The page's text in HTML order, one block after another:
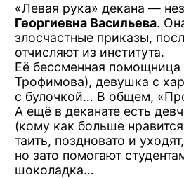
«Левая рука» декана —
Георгиевна Васильева.
злосчастные приказы,
отчисляют из института.
Её бессменная
Трофимова), девушка с
с булочкой… В общем,
А ещё в деканате есть
(кому как больше
таить, поздновато и уходят,
но зато помогают
шоколадка…